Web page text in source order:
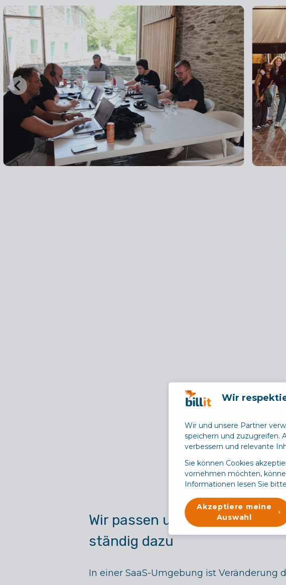
Wir passen uns an und lernen
ständig dazu
In einer SaaS-Umgebung ist Veränderung
Wir
Wir und unsere Partner
speichern und zuzugreifen.
verbessern und relevante
Sie können Cookies
vornehmen möchten,
Informationen lesen Sie
Akzeptiere meine
Auswahl